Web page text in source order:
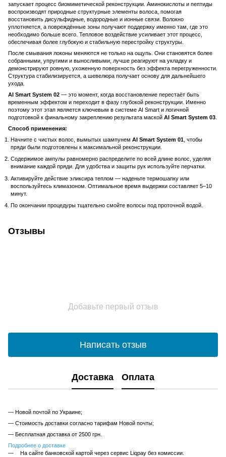
запускает процесс биомиметической реконструкции. Аминокислоты и пептиды
воспроизводят природные структурные элементы волоса, помогая
восстановить дисульфидные, водородные и ионные связи. Волокно
уплотняется, а повреждённые зоны получают поддержку именно там, где это
необходимо больше всего. Тепловое воздействие усиливает этот процесс,
обеспечивая более глубокую и стабильную перестройку структуры.
После смывания локоны меняются не только на ощупь. Они становятся более
собранными, упругими и выносливыми, лучше реагируют на укладку и
демонстрируют ровную, ухоженную поверхность без эффекта перегруженности.
Структура стабилизируется, а шевелюра получает основу для дальнейшего
ухода.
AI Smart System 02 — это момент, когда восстановление перестаёт быть
временным эффектом и переходит в фазу глубокой реконструкции. Именно
поэтому этот этап является ключевым в системе AI Smart и логичной
подготовкой к финальному закреплению результата маской AI Smart System 03
Способ применения:
Начните с чистых волос, вымытых шампунем AI Smart System 01 , чтобы
пряди были подготовлены к максимальной реконструкции.
Содержимое ампулы равномерно распределите по всей длине волос, уделяя
внимание каждой пряди. Для удобства и защиты рук используйте перчатки.
Активируйте действие эликсира теплом — наденьте термошапку или
воспользуйтесь климазоном. Оптимальное время выдержки составляет 5–10
минут.
По окончании процедуры тщательно смойте волосы под проточной водой.
Отзывы
Добавьте первый отзыв
Написать отзыв
Доставка Оплата
— Новой почтой по Украине;
— Стоимость доставки согласно тарифам Новой почты;
— Бесплатная доставка от 2500 грн.
Подробнее о доставке
На сайте банковской картой через сервис Liqpay без комиссии.